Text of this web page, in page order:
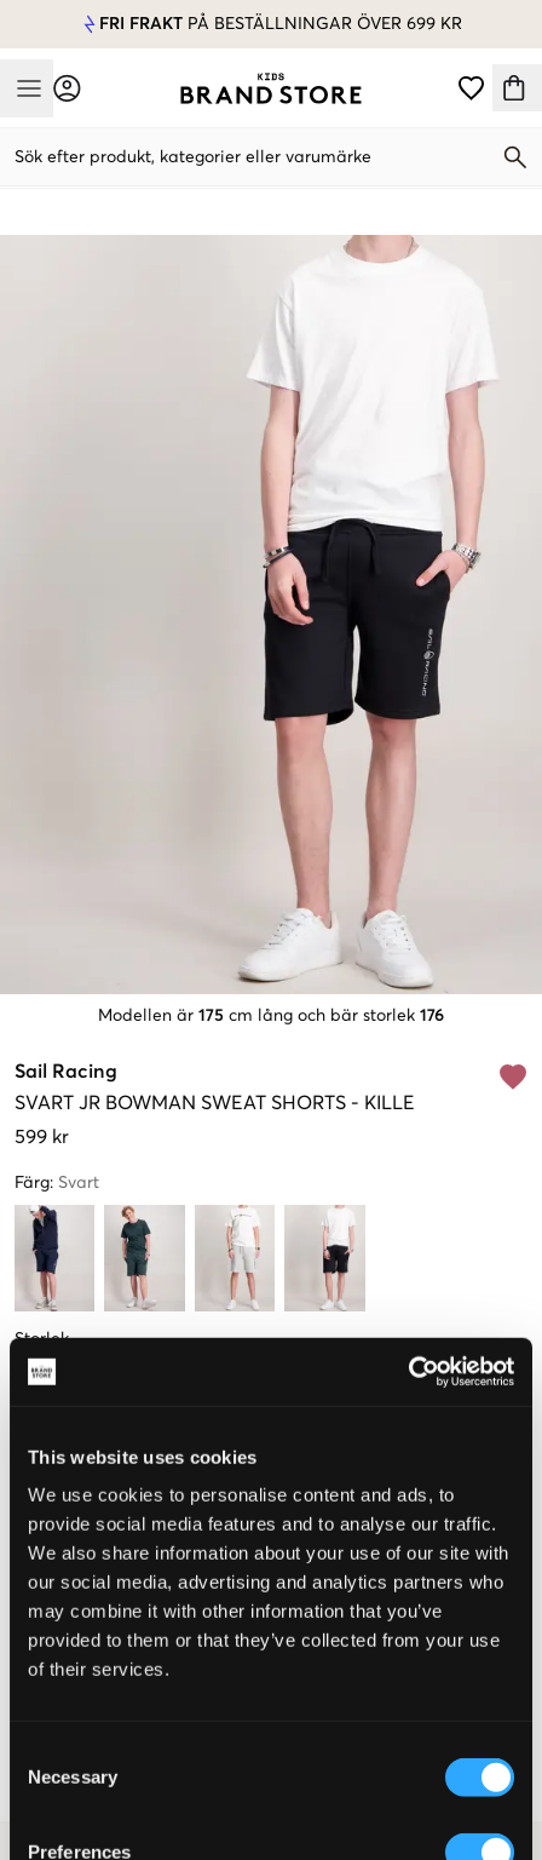
This website uses cookies
We use cookies to personalise content and ads, to
provide social media features and to analyse our traffic.
We also share information about your use of our site with
our social media, advertising and analytics partners who
may combine it with other information that you’ve
provided to them or that they’ve collected from your use
of their services.
Selection
Necessary
Preferences
FRI FRAKT PÅ BESTÄLLNINGAR ÖVER 699 KR
Mobile Menu
Sök efter produkt, kategorier eller varumärke
Modellen är 175 cm lång och bär storlek 176
Sail Racing
SVART JR BOWMAN SWEAT SHORTS - KILLE
599 kr
Färg: Svart
Storlek
Upplevd storlek
Liten Perfekt Stor
STORLEKSGUIDE
Öppet köp
Leverans2-4 vardagar